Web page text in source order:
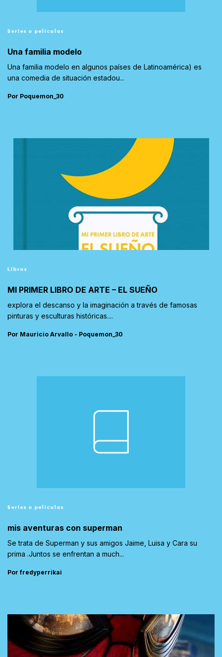
Series o películas
Una familia modelo
Una familia modelo en algunos países de Latinoamérica) es
una comedia de situación estadou...
Por Poquemon_30
Libros
MI PRIMER LIBRO DE ARTE – EL SUEÑO
explora el descanso y la imaginación a través de famosas
pinturas y esculturas históricas....
Por Mauricio Arvallo - Poquemon_30
Series o películas
mis aventuras con superman
Se trata de Superman y sus amigos Jaime, Luisa y Cara su
prima .Juntos se enfrentan a much...
Por fredyperrikai